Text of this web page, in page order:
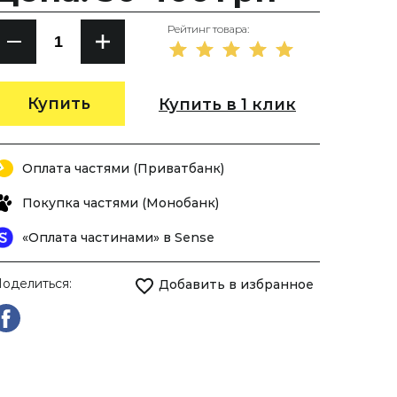
Купить
Рейтинг товара:
Купить в 1 клик
Оплата частями (Приватбанк)
Покупка частями (Монобанк)
«Оплата частинами» в Sense
Добавить в избранное